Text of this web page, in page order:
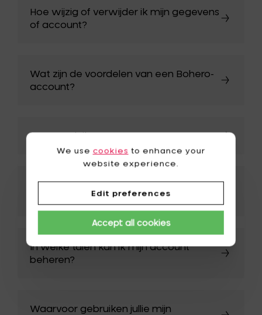
Hoe wijzig of verwijder ik mijn gegevens
of account?
Wat zijn de voordelen van een Bohero-
account?
Hoe maak ik een account aan?
Ik ben mijn wachtwoord vergeten. Wat
In welke talen kan ik mijn account
beheren?
Waarvoor gebruiken jullie mijn
We use cookies to enhance your
website experience.
Edit preferences
Accept all cookies